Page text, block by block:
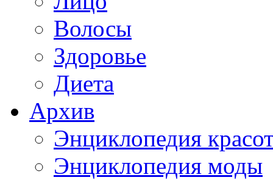
Волосы
Здоровье
Диета
Архив
Энциклопедия
Энциклопедия моды